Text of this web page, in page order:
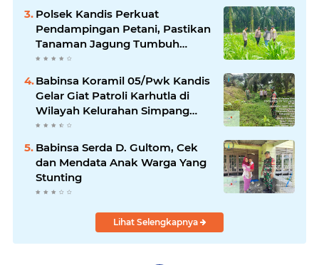
Polsek Kandis Perkuat
Pendampingan Petani, Pastikan
Tanaman Jagung Tumbuh
Optimal Dukung Swasembada
Pangan Nasional
Babinsa Koramil 05/Pwk Kandis
Gelar Giat Patroli Karhutla di
Wilayah Kelurahan Simpang
Belutu
Babinsa Serda D. Gultom, Cek
dan Mendata Anak Warga Yang
Stunting
Lihat Selengkapnya